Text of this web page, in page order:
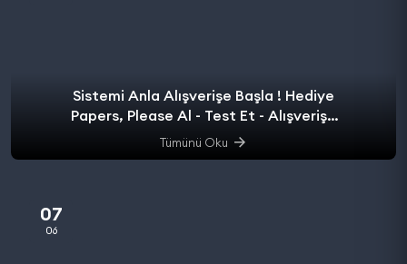
Sistemi Anla Alışverişe Başla ! Hediye
Papers, Please Al - Test Et - Alışverişe
başla.
Tümünü Oku
07
06